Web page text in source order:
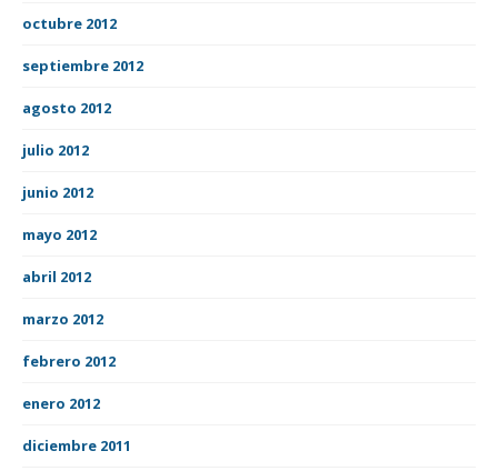
octubre 2012
septiembre 2012
agosto 2012
julio 2012
junio 2012
mayo 2012
abril 2012
marzo 2012
febrero 2012
enero 2012
diciembre 2011